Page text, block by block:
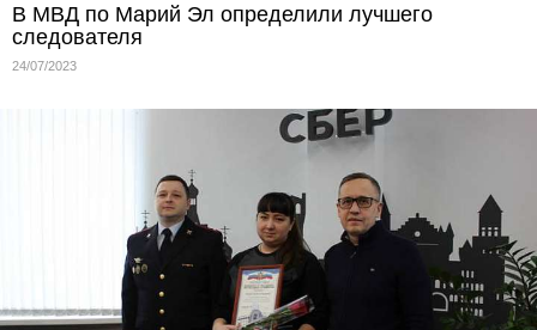
В МВД по Марий Эл определили лучшего
следователя
24/07/2023